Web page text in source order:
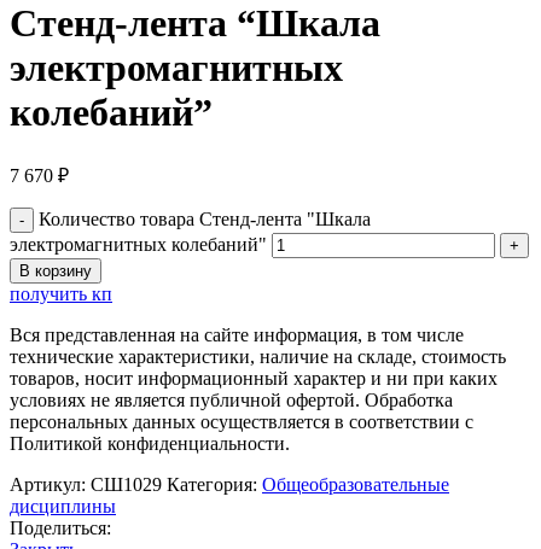
Стенд-лента “Шкала
электромагнитных
колебаний”
7 670 ₽
Количество товара Стенд-лента "Шкала
электромагнитных колебаний"
В корзину
получить кп
Вся представленная на сайте информация, в том числе
технические характеристики, наличие на складе, стоимость
товаров, носит информационный характер и ни при каких
условиях не является публичной офертой. Обработка
персональных данных осуществляется в соответствии с
Политикой конфиденциальности.
Артикул: СШ1029 Категория: Общеобразовательные
дисциплины
Поделиться: